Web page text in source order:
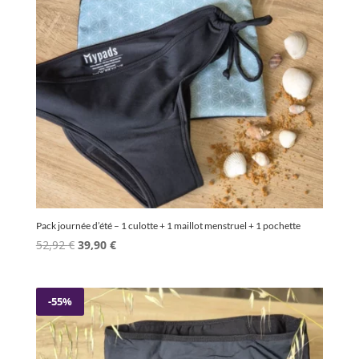
Pack journée d’été – 1 culotte + 1 maillot menstruel + 1 pochette
52,92€ Le
était :
52,92 €.
39,90 €Le
est :
39,90 €.
-55%